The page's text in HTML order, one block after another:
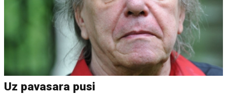
Uz pavasara pusi